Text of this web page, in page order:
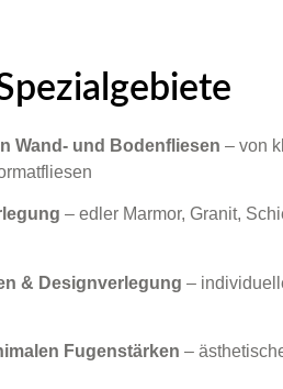
Wand- und Bodenfliesen – von
– edler Marmor, Granit,
& Designverlegung –
Fugenstärken –